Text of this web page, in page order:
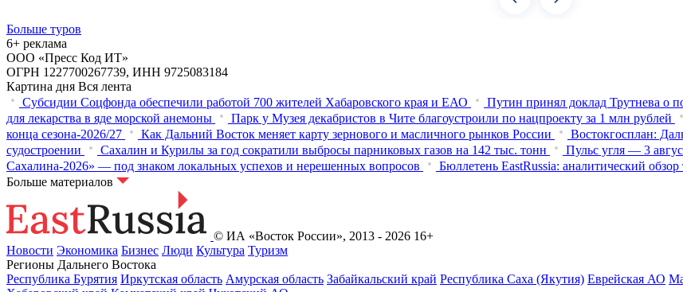
Больше туров
6+ реклама
ООО «Пресс Код ИТ»
ОГРН 1227700267739, ИНН 9725083184
Картина дня Вся лента
Субсидии Соцфонда обеспечили работой 700 жителей Хабаровского края и ЕАО
Путин принял доклад Трутнева о
для лекарства в яде морской анемоны
Парк у Музея декабристов в Чите благоустроили по нацпроекту за 1 млн рублей
конца сезона-2026/27
Как Дальний Восток меняет карту зернового и масличного рынков России
Востокгосплан:
судостроении
Сахалин и Курилы за год сократили выбросы парниковых газов на 142 тыс. тонн Пульс угля — 3
Сахалина-2026» — под знаком локальных успехов и нерешенных вопросов
Бюллетень EastRussia: аналитический
Больше материалов
© ИА «Восток России», 2013 - 2026 16+
Новости Экономика Бизнес Люди Культура Туризм
Регионы Дальнего Востока
Республика Бурятия Иркутская область Амурская область Забайкальский край Республика Саха (Якутия) Еврейская АО